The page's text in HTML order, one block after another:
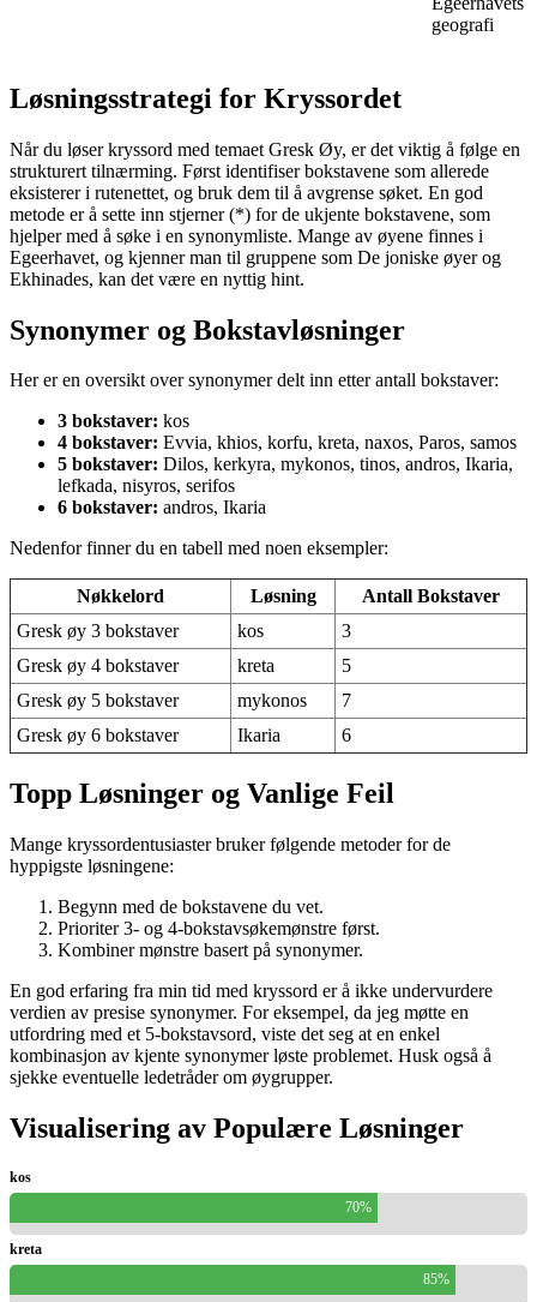
geografi
Løsningsstrategi for Kryssordet
Når du løser kryssord med temaet Gresk Øy, er det viktig å følge en
strukturert tilnærming. Først identifiser bokstavene som allerede
eksisterer i rutenettet, og bruk dem til å avgrense søket. En god
metode er å sette inn stjerner (*) for de ukjente bokstavene, som
hjelper med å søke i en synonymliste. Mange av øyene finnes i
Egeerhavet, og kjenner man til gruppene som De joniske øyer og
Ekhinades, kan det være en nyttig hint.
Synonymer og Bokstavløsninger
Her er en oversikt over synonymer delt inn etter antall bokstaver:
3 bokstaver: kos
4 bokstaver: Evvia, khios, korfu, kreta, naxos, Paros, samos
5 bokstaver: Dilos, kerkyra, mykonos, tinos, andros, Ikaria,
lefkada, nisyros, serifos
6 bokstaver: andros, Ikaria
Nedenfor finner du en tabell med noen eksempler:
Nøkkelord Løsning
Antall Bokstaver
Gresk øy 3 bokstaver
kos
3
Gresk øy 4 bokstaver
kreta
5
Gresk øy 5 bokstaver
mykonos
7
Gresk øy 6 bokstaver
Ikaria 6
Topp Løsninger og Vanlige Feil
Mange kryssordentusiaster bruker følgende metoder for de
hyppigste løsningene:
Begynn med de bokstavene du vet.
Prioriter 3- og 4-bokstavsøkemønstre først.
Kombiner mønstre basert på synonymer.
En god erfaring fra min tid med kryssord er å ikke undervurdere
verdien av presise synonymer. For eksempel, da jeg møtte en
utfordring med et 5-bokstavsord, viste det seg at en enkel
kombinasjon av kjente synonymer løste problemet. Husk også å
sjekke eventuelle ledetråder om øygrupper.
Visualisering av Populære Løsninger
kos
70%
kreta
85%